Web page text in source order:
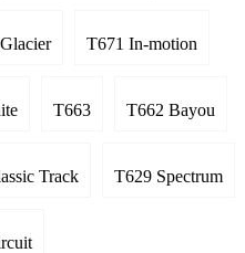
T671 In-motion
T663 T662 Bayou
Track T629 Spectrum